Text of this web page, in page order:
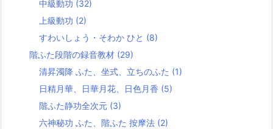
中級動功 (32)
上級動功 (2)
すわいしょう・そわか ひと (8)
階ふた段階の録音教材 (29)
清昇濁降 ふた、坐式、立ちのふた (1)
日精月華、日華月花、日色月香 (5)
階ふた静功全次元 (3)
六神秘功 ふた、階ふた 按摩法 (2)